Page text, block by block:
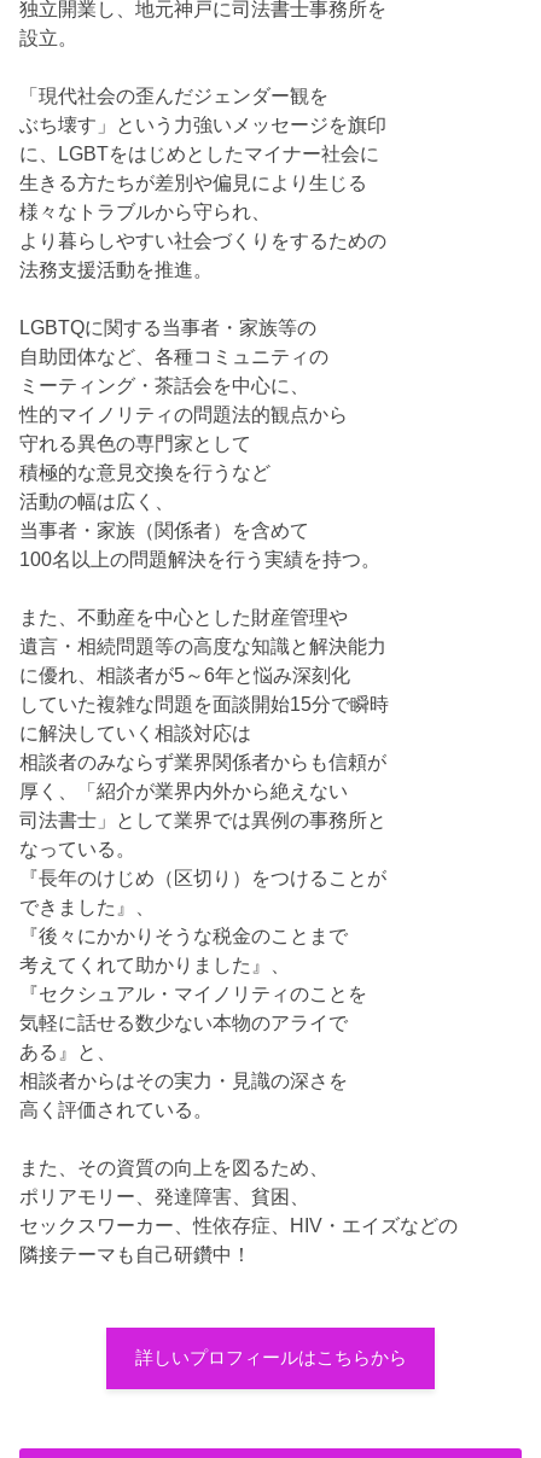
独立開業し、地元神戸に司法書士事務所を
設立。
「現代社会の歪んだジェンダー観を
ぶち壊す」という力強いメッセージを旗印
に、LGBTをはじめとしたマイナー社会に
生きる方たちが差別や偏見により生じる
様々なトラブルから守られ、
より暮らしやすい社会づくりをするための
法務支援活動を推進。
LGBTQに関する当事者・家族等の
自助団体など、各種コミュニティの
ミーティング・茶話会を中心に、
性的マイノリティの問題法的観点から
守れる異色の専門家として
積極的な意見交換を行うなど
活動の幅は広く、
当事者・家族（関係者）を含めて
100名以上の問題解決を行う実績を持つ。
また、不動産を中心とした財産管理や
遺言・相続問題等の高度な知識と解決能力
に優れ、相談者が5～6年と悩み深刻化
していた複雑な問題を面談開始15分で瞬時
に解決していく相談対応は
相談者のみならず業界関係者からも信頼が
厚く、「紹介が業界内外から絶えない
司法書士」として業界では異例の事務所と
なっている。
『長年のけじめ（区切り）をつけることが
できました』、
『後々にかかりそうな税金のことまで
考えてくれて助かりました』、
『セクシュアル・マイノリティのことを
気軽に話せる数少ない本物のアライで
ある』と、
相談者からはその実力・見識の深さを
高く評価されている。
また、その資質の向上を図るため、
ポリアモリー、発達障害、貧困、
セックスワーカー、性依存症、HIV・エイズなどの
隣接テーマも自己研鑽中！
詳しいプロフィールはこちらから